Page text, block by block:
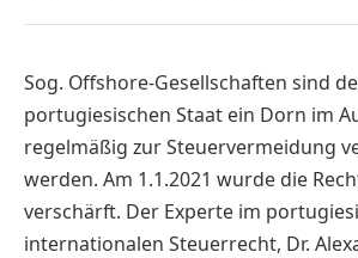
Sog. Offshore-Gesellschaften sind
portugiesischen Staat ein Dorn im
regelmäßig zur Steuervermeidung
werden. Am 1.1.2021 wurde die
verschärft. Der Experte im
internationalen Steuerrecht, Dr.